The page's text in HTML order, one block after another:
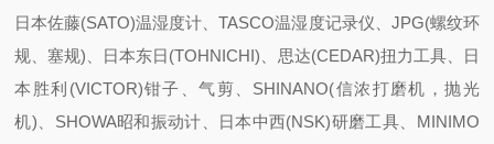
日本佐藤(SATO)温湿度计、TASCO温湿度记录仪、JPG(螺纹环
规、塞规)、日本东日(TOHNICHI)、思达(CEDAR)扭力工具、日
本胜利(VICTOR)钳子、气剪、SHINANO(信浓打磨机，抛光
机)、SHOWA昭和振动计、日本中西(NSK)研磨工具、MINIMO